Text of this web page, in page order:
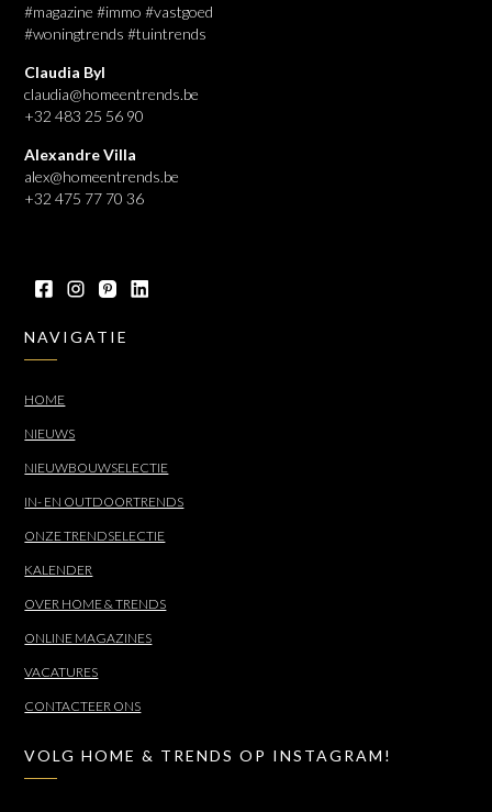
#magazine #immo #vastgoed
#woningtrends #tuintrends
Claudia Byl
claudia@homeentrends.be
+32 483 25 56 90
Alexandre Villa
alex@homeentrends.be
+32 475 77 70 36
NAVIGATIE
HOME
NIEUWS
NIEUWBOUWSELECTIE
IN- EN OUTDOORTRENDS
ONZE TRENDSELECTIE
KALENDER
OVER HOME & TRENDS
ONLINE MAGAZINES
VACATURES
CONTACTEER ONS
VOLG HOME & TRENDS OP INSTAGRAM!